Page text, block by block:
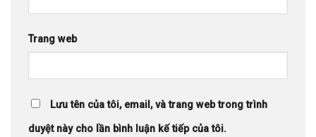
Trang web
Lưu tên của tôi, email, và trang web trong trình
duyệt này cho lần bình luận kế tiếp của tôi.